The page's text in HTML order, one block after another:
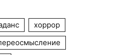
хоррор